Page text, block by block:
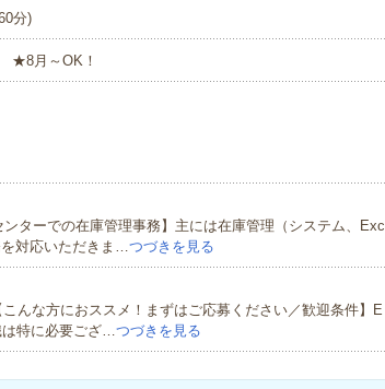
分)
★8月～OK！
ンターでの在庫管理事務】主には在庫管理（システム、Exc
対応いただきま…つづきを見る
んな方におススメ！まずはご応募ください／歓迎条件】E
は特に必要ござ…つづきを見る